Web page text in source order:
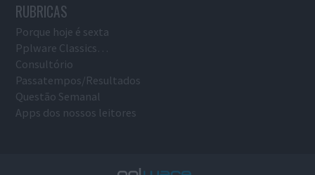
RUBRICAS
Porque hoje é sexta
Pplware Classics…
Consultório
Passatempos/Resultados
Questão Semanal
Apps dos nossos leitores